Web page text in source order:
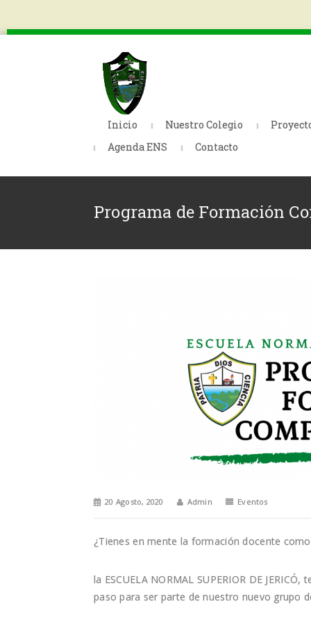
Inicio Nuestro Colegio
Agenda ENS
Contacto
Programa de Formación
20 Agosto, 2020 Admin Eventos
¿Tienes en mente la formación docente
la ESCUELA NORMAL SUPERIOR DE
paso para ser parte de nuestro nuevo grupo